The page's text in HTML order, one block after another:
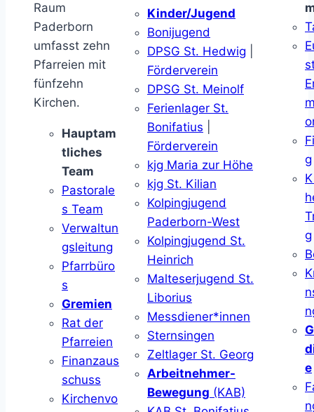
Raum
Paderborn
umfasst zehn
Pfarreien mit
fünfzehn
Kirchen.
Hauptam
tliches
Team
Pastorale
s Team
Verwaltun
gsleitung
Pfarrbüro
s
Gremien
Rat der
Pfarreien
Finanzaus
schuss
Kirchenvo
Kinder/Jugend
Bonijugend
DPSG St. Hedwig
Förderverein
DPSG St. Meinolf
Ferienlager St.
Bonifatius
Förderverein
kjg Maria zur Höhe
kjg St. Kilian
Kolpingjugend
Paderborn-West
Kolpingjugend St.
Heinrich
Malteserjugend St.
Liborius
Messdiener*innen
Sternsingen
Zeltlager St. Georg
Arbeitnehmer-
Bewegung (KAB)
g
g
e